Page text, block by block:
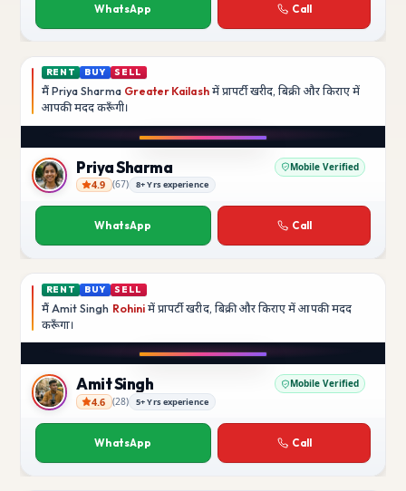
WhatsApp Call
RENT BUY SELL
मैं Priya Sharma Greater Kailashमें प्रापर्टी खरीद, बिक्री और किराए में
आपकी मददकरूँगी।
Priya Sharma
Priya Sharma Mobile Verified
4.9 (67) 8+ Yrs experience
WhatsApp Call
RENT BUY SELL
मैं Amit Singh Rohiniमें प्रापर्टी खरीद, बिक्री और किराए में आपकी मदद
करूँगा।
Amit Singh
Amit Singh Mobile Verified
4.6 (28) 5+ Yrs experience
WhatsApp Call